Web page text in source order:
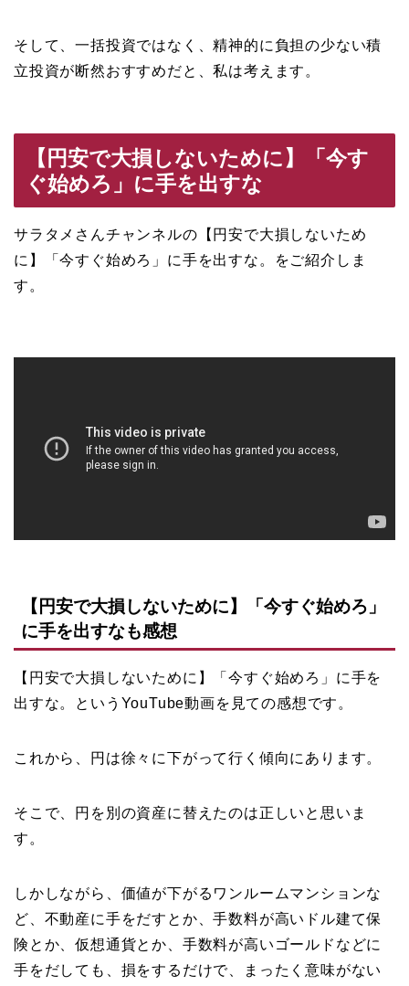
そして、一括投資ではなく、精神的に負担の少ない積
立投資が断然おすすめだと、私は考えます。
【円安で大損しないために】「今す
ぐ始めろ」に手を出すな
サラタメさんチャンネルの【円安で大損しないため
に】「今すぐ始めろ」に手を出すな。をご紹介しま
す。
【円安で大損しないために】「今すぐ始めろ」
に手を出すなも感想
【円安で大損しないために】「今すぐ始めろ」に手を
出すな。というYouTube動画を見ての感想です。
これから、円は徐々に下がって行く傾向にあります。
そこで、円を別の資産に替えたのは正しいと思いま
す。
しかしながら、価値が下がるワンルームマンションな
ど、不動産に手をだすとか、手数料が高いドル建て保
険とか、仮想通貨とか、手数料が高いゴールドなどに
手をだしても、損をするだけで、まったく意味がない